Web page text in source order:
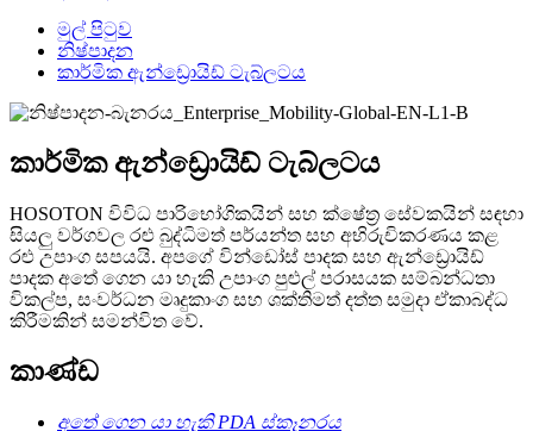
මුල් පිටුව
නිෂ්පාදන
කාර්මික ඇන්ඩ්‍රොයිඩ් ටැබ්ලටය
කාර්මික ඇන්ඩ්‍රොයිඩ් ටැබ්ලටය
HOSOTON විවිධ පාරිභෝගිකයින් සහ ක්ෂේත්‍ර සේවකයින් සඳහා
සියලු වර්ගවල රළු බුද්ධිමත් පර්යන්ත සහ අභිරුචිකරණය කළ
රළු උපාංග සපයයි. අපගේ වින්ඩෝස් පාදක සහ ඇන්ඩ්‍රොයිඩ්
පාදක අතේ ගෙන යා හැකි උපාංග පුළුල් පරාසයක සම්බන්ධතා
විකල්ප, සංවර්ධන මෘදුකාංග සහ ශක්තිමත් දත්ත සමුදා ඒකාබද්ධ
කිරීමකින් සමන්විත වේ.
කාණ්ඩ
අතේ ගෙන යා හැකි PDA ස්කෑනරය